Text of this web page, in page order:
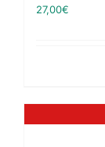
27,00€